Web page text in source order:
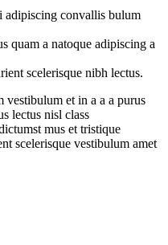
adipiscing convallis bulum
quam a natoque adipiscing a
scelerisque nibh lectus.
vestibulum et in a a a purus
lectus nisl class
mus et tristique
scelerisque vestibulum amet